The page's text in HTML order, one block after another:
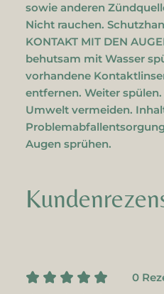
sowie anderen
Nicht rauchen.
KONTAKT MIT DEN
behutsam mit Wasser
vorhandene
entfernen. Weiter
Umwelt vermeiden.
Augen sprühen.
0